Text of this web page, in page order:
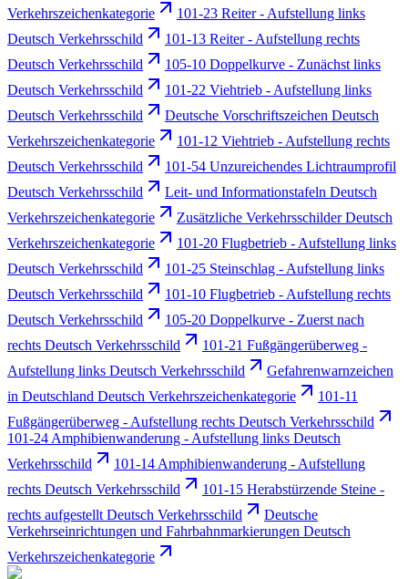
Verkehrszeichenkategorie
101-23 Reiter - Aufstellung links
Deutsch Verkehrsschild
101-13 Reiter - Aufstellung rechts
Deutsch Verkehrsschild
105-10 Doppelkurve - Zunächst links
Deutsch Verkehrsschild
101-22 Viehtrieb - Aufstellung links
Deutsch Verkehrsschild
Deutsche Vorschriftszeichen Deutsch
Verkehrszeichenkategorie
101-12 Viehtrieb - Aufstellung rechts
Deutsch Verkehrsschild
101-54 Unzureichendes Lichtraumprofil
Deutsch Verkehrsschild
Leit- und Informationstafeln Deutsch
Verkehrszeichenkategorie
Zusätzliche Verkehrsschilder Deutsch
Verkehrszeichenkategorie
101-20 Flugbetrieb - Aufstellung links
Deutsch Verkehrsschild
101-25 Steinschlag - Aufstellung links
Deutsch Verkehrsschild
101-10 Flugbetrieb - Aufstellung rechts
Deutsch Verkehrsschild
105-20 Doppelkurve - Zuerst nach
rechts Deutsch Verkehrsschild
101-21 Fußgängerüberweg -
Aufstellung links Deutsch Verkehrsschild
Gefahrenwarnzeichen
in Deutschland Deutsch Verkehrszeichenkategorie
101-11
Fußgängerüberweg - Aufstellung rechts Deutsch Verkehrsschild
101-24 Amphibienwanderung - Aufstellung links Deutsch
Verkehrsschild
101-14 Amphibienwanderung - Aufstellung
rechts Deutsch Verkehrsschild
101-15 Herabstürzende Steine -
rechts aufgestellt Deutsch Verkehrsschild
Deutsche
Verkehrseinrichtungen und Fahrbahnmarkierungen Deutsch
Verkehrszeichenkategorie